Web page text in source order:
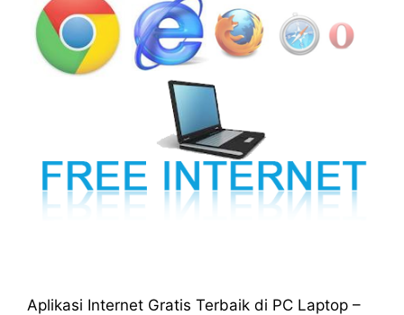
Aplikasi Internet Gratis Terbaik di PC Laptop –